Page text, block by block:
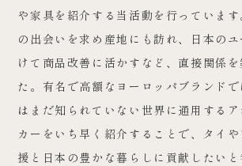
や家具を紹介する当活動を行っていま
の出会いを求め産地にも訪れ、日本の
けて商品改善に活かすなど、直接関係
た。有名で高額なヨーロッパブランド
はまだ知られていない世界に通用する
カーをいち早く紹介することで、タイ
援と日本の豊かな暮らしに貢献したいと